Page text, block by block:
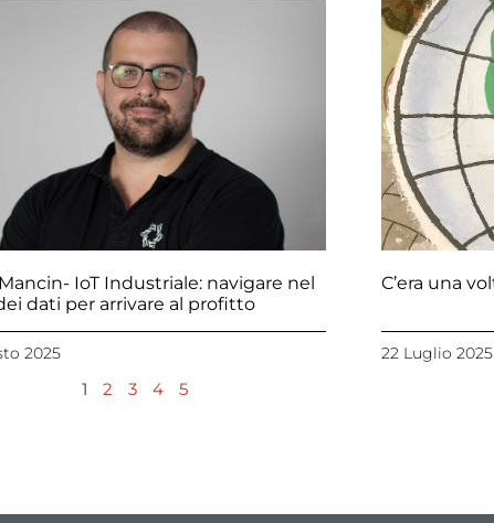
IoT Industriale: navigare nel
dati per arrivare al profitto
2025
C’era una
22 Luglio 2025
Pagina
1
Pagina
2
Pagina
3
Pagina
4 5